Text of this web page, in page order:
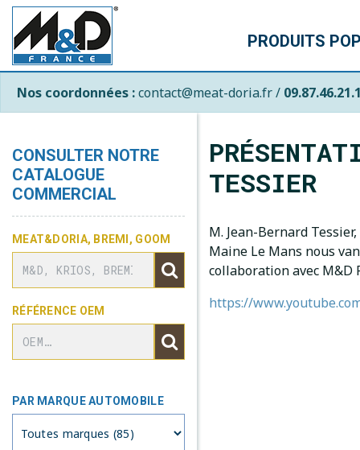
PRODUITS
Nos coordonnées :contact@meat-doria.fr /
CONSULTER NOTRE
CATALOGUE
COMMERCIAL
MEAT&DORIA, BREMI, GOOM
RÉFÉRENCE OEM
PAR MARQUE AUTOMOBILE
TESSIER
M. Jean-Bernard
Maine Le Mans nous
collaboration avec M&D
https://